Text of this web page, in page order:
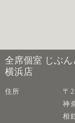
全席個室 じぶん
横浜店
住所
〒
神
相